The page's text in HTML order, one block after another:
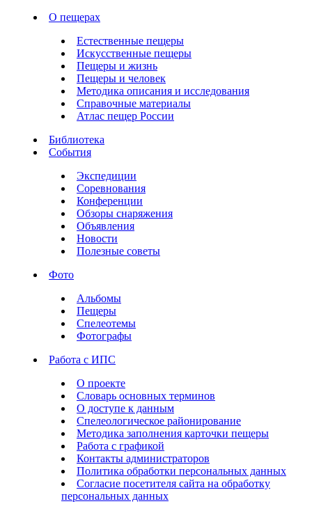
О пещерах
Естественные пещеры
Искусственные пещеры
Пещеры и жизнь
Пещеры и человек
Методика описания и исследования
Справочные материалы
Атлас пещер России
Библиотека
События
Экспедиции
Соревнования
Конференции
Обзоры снаряжения
Объявления
Новости
Полезные советы
Фото
Альбомы
Пещеры
Спелеотемы
Фотографы
Работа с ИПС
О проекте
Словарь основных терминов
О доступе к данным
Спелеологическое районирование
Методика заполнения карточки пещеры
Работа с графикой
Контакты администраторов
Политика обработки персональных данных
Согласие посетителя сайта на обработку
персональных данных